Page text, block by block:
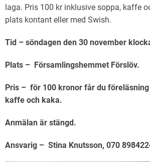
laga. Pris 100 kr inklusive soppa, kaffe
plats kontant eller med Swish.
Tid – söndagen den 30 november
Plats – Församlingshemmet Förslöv.
Pris – för 100 kronor får du föreläsning
kaffe och kaka.
Anmälan är stängd.
Ansvarig – Stina Knutsson, 070